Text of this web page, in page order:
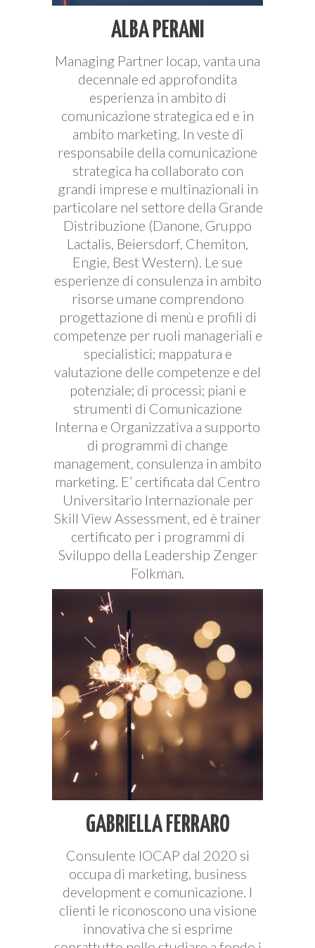
ALBA PERANI
Managing Partner Iocap, vanta una
decennale ed approfondita
esperienza in ambito di
comunicazione strategica ed e in
ambito marketing. In veste di
responsabile della comunicazione
strategica ha collaborato con
grandi imprese e multinazionali in
particolare nel settore della Grande
Distribuzione (Danone, Gruppo
Lactalis, Beiersdorf, Chemiton,
Engie, Best Western). Le sue
esperienze di consulenza in ambito
risorse umane comprendono
progettazione di menù e profili di
competenze per ruoli manageriali e
specialistici; mappatura e
valutazione delle competenze e del
potenziale; di processi; piani e
strumenti di Comunicazione
Interna e Organizzativa a supporto
di programmi di change
management, consulenza in ambito
marketing. E’ certificata dal Centro
Universitario Internazionale per
Skill View Assessment, ed è trainer
certificato per i programmi di
Sviluppo della Leadership Zenger
Folkman.
GABRIELLA FERRARO
Consulente IOCAP dal 2020 si
occupa di marketing, business
development e comunicazione. I
clienti le riconoscono una visione
innovativa che si esprime